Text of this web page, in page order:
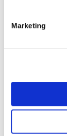
Marketing
Pelo